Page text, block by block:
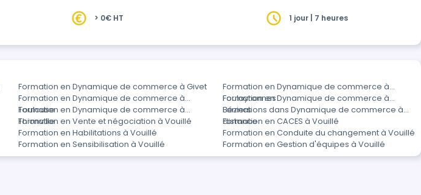
> 0€ HT 1 jour | 7 heures
Formation en Dynamique de commerce à Givet
Formation en Dynamique de commerce à
Foulayronnes
Formation en Dynamique de commerce à
Toulouse
Formation en Dynamique de commerce à
Béziers
Formation en Dynamique de commerce à
Thionville
Formations dans Dynamique de commerce à
distance
Formation en Vente et négociation à Vouillé
Formation en CACES à Vouillé
Formation en Habilitations à Vouillé
Formation en Conduite du changement à Vouillé
Formation en Sensibilisation à Vouillé Formation en Gestion d'équipes à Vouillé